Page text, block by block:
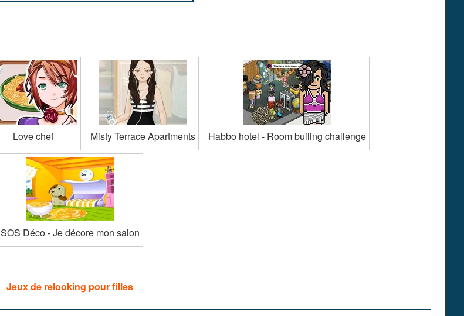
Love chef Misty Terrace Apartments Habbo hotel - Room builing challenge
SOS Déco - Je décore mon salon
Jeux de relooking pour filles